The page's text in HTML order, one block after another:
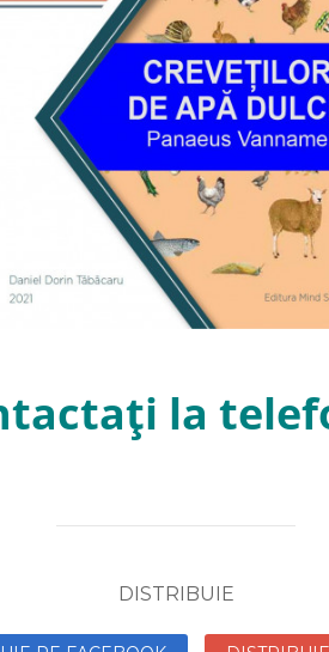
la
DISTRIBUIE